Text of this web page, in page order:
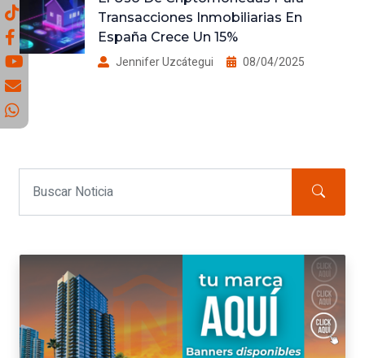
Transacciones Inmobiliarias En
España Crece Un 15%
Jennifer Uzcátegui 08/04/2025